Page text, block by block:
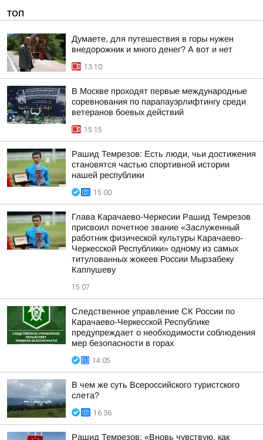
ТОП
Думаете, для путешествия в горы нужен
внедорожник и много денег? А вот и нет
13:10
В Москве проходят первые международные
соревнования по парапауэрлифтингу среди
ветеранов боевых действий
15:15
Рашид Темрезов: Есть люди, чьи достижения
становятся частью спортивной истории
нашей республики
15:00
Глава Карачаево-Черкесии Рашид Темрезов
присвоил почетное звание «Заслуженный
работник физической культуры Карачаево-
Черкесской Республики» одному из самых
титулованных жокеев России Мырзабеку
Каппушеву
15:07
Следственное управление СК России по
Карачаево-Черкесской Республике
предупреждает о необходимости соблюдения
мер безопасности в горах
14:05
В чем же суть Всероссийского туристского
слета?
16:36
Рашид Темрезов: «Вновь чувствую, как